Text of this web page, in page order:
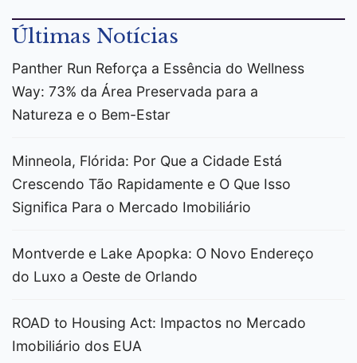
Últimas Notícias
Panther Run Reforça a Essência do Wellness
Way: 73% da Área Preservada para a
Natureza e o Bem-Estar
Minneola, Flórida: Por Que a Cidade Está
Crescendo Tão Rapidamente e O Que Isso
Significa Para o Mercado Imobiliário
Montverde e Lake Apopka: O Novo Endereço
do Luxo a Oeste de Orlando
ROAD to Housing Act: Impactos no Mercado
Imobiliário dos EUA